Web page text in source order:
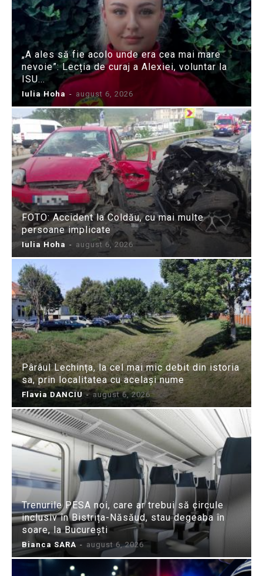
„A ales să fie acolo unde era cea mai mare
nevoie”: Lecția de curaj a Alexiei, voluntar la
ISU...
Iulia Hoha - august 6, 2026
FOTO: Accident la Coldău, cu mai multe
persoane implicate
Iulia Hoha - august 6, 2026
Pârâul Lechința, la cel mai mic debit din istoria
sa, prin localitatea cu același nume
Flavia DANCIU - august 6, 2026
Trenurile PESA noi, care ar trebui să circule
inclusiv în Bistrița-Năsăud, stau degeaba în
soare, la București
Bianca SARA - august 6, 2026